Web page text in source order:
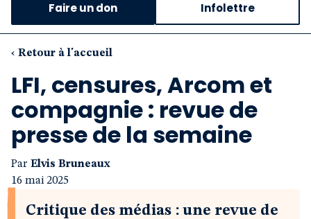
Notre critique des médias
Nos propositions
Notre revue
Boutique
Faire un don Infolettre
‹ Retour à l'accueil
LFI, censures, Arcom et
compagnie : revue de
presse de la semaine
Par Elvis Bruneaux
16 mai 2025
Critique des médias : une revue de